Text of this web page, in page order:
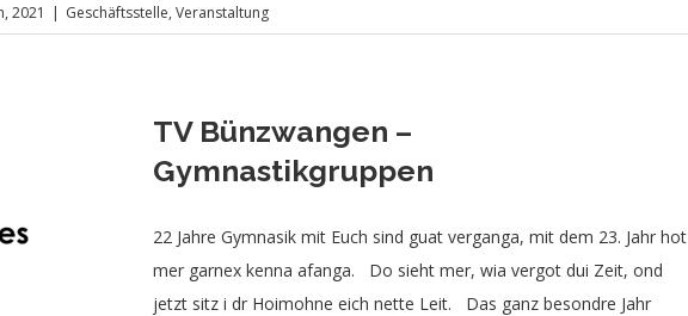
2021 | Geschäftsstelle, Veranstaltung
TV Bünzwangen –
Gymnastikgruppen
22 Jahre Gymnasik mit Euch sind guat verganga, mit dem 23. Jahr hot
mer garnex kenna afanga. Do sieht mer, wia vergot dui Zeit, ond
jetzt sitz i dr Hoimohne eich nette Leit. Das ganz besondre Jahr